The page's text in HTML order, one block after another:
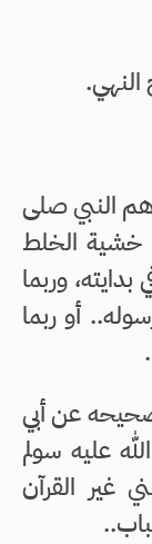
النهي.
النبي صلى
خشية الخلط
وربما
أو ربما
عن أبي
عليه سولم
غير القرآن